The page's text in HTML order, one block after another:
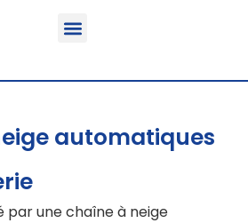
automatiques
par une chaîne à neige